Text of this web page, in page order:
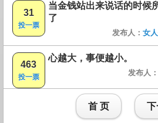
31
投一票
当金钱站出来说话的时候
了
发布人： 女
463
投一票
心越大，事便越小。
发布人：
首 页 下